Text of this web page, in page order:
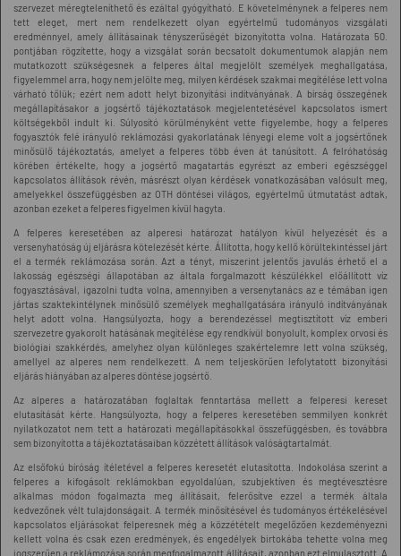
szervezet méregteleníthető és ezáltal gyógyítható. E követelménynek a felperes nem
tett eleget, mert nem rendelkezett olyan egyértelmű tudományos vizsgálati
eredménnyel, amely állításainak tényszerűségét bizonyította volna. Határozata 50.
pontjában rögzítette, hogy a vizsgálat során becsatolt dokumentumok alapján nem
mutatkozott szükségesnek a felperes által megjelölt személyek meghallgatása,
figyelemmel arra, hogy nem jelölte meg, milyen kérdések szakmai megítélése lett volna
várható tőlük; ezért nem adott helyt bizonyítási indítványának. A bírság összegének
megállapításakor a jogsértő tájékoztatások megjelentetésével kapcsolatos ismert
költségekből indult ki. Súlyosító körülményként vette figyelembe, hogy a felperes
fogyasztók felé irányuló reklámozási gyakorlatának lényegi eleme volt a jogsértőnek
minősülő tájékoztatás, amelyet a felperes több éven át tanúsított. A felróhatóság
körében értékelte, hogy a jogsértő magatartás egyrészt az emberi egészséggel
kapcsolatos állítások révén, másrészt olyan kérdések vonatkozásában valósult meg,
amelyekkel összefüggésben az OTH döntései világos, egyértelmű útmutatást adtak,
azonban ezeket a felperes figyelmen kívül hagyta.
A felperes keresetében az alperesi határozat hatályon kívül helyezését és a
versenyhatóság új eljárásra kötelezését kérte. Állította, hogy kellő körültekintéssel járt
el a termék reklámozása során. Azt a tényt, miszerint jelentős javulás érhető el a
lakosság egészségi állapotában az általa forgalmazott készülékkel előállított víz
fogyasztásával, igazolni tudta volna, amennyiben a versenytanács az e témában igen
jártas szaktekintélynek minősülő személyek meghallgatására irányuló indítványának
helyt adott volna. Hangsúlyozta, hogy a berendezéssel megtisztított víz emberi
szervezetre gyakorolt hatásának megítélése egy rendkívül bonyolult, komplex orvosi és
biológiai szakkérdés, amelyhez olyan különleges szakértelemre lett volna szükség,
amellyel az alperes nem rendelkezett. A nem teljeskörűen lefolytatott bizonyítási
eljárás hiányában az alperes döntése jogsértő.
Az alperes a határozatában foglaltak fenntartása mellett a felperesi kereset
elutasítását kérte. Hangsúlyozta, hogy a felperes keresetében semmilyen konkrét
nyilatkozatot nem tett a határozati megállapításokkal összefüggésben, és továbbra
sem bizonyította a tájékoztatásaiban közzétett állítások valóságtartalmát.
Az elsőfokú bíróság ítéletével a felperes keresetét elutasította. Indokolása szerint a
felperes a kifogásolt reklámokban egyoldalúan, szubjektíven és megtévesztésre
alkalmas módon fogalmazta meg állításait, felerősítve ezzel a termék általa
kedvezőnek vélt tulajdonságait. A termék minősítésével és tudományos értékelésével
kapcsolatos eljárásokat felperesnek még a közzétételt megelőzően kezdeményezni
kellett volna és csak ezen eredmények, és engedélyek birtokába tehette volna meg
jogszerűen a reklámozása során megfogalmazott állításait, azonban ezt elmulasztott. A